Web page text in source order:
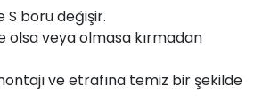
S boru değişir.
olsa veya olmasa kırmadan
ve etrafına temiz bir şekilde